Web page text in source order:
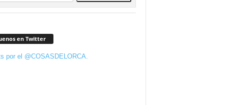
en Twitter
por el @COSASDELORCA.